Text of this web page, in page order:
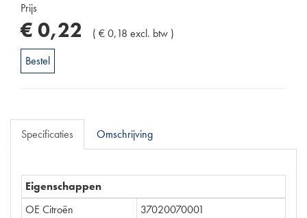
Prijs
€ 0,22 ( €0,18 excl. btw )
Bestel
Specificaties Omschrijving
Eigenschappen
OE Citroën
37020070001